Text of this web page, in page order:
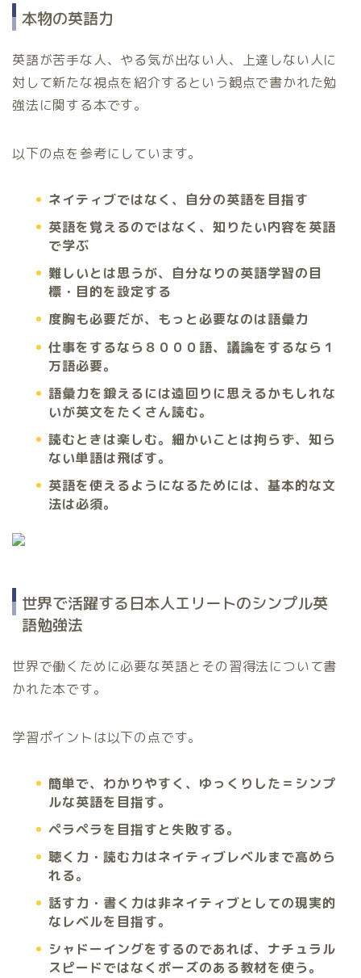
本物の英語力
英語が苦手な人、やる気が出ない人、上達しない人に
対して新たな視点を紹介するという観点で書かれた勉
強法に関する本です。
以下の点を参考にしています。
ネイティブではなく、自分の英語を目指す
英語を覚えるのではなく、知りたい内容を英語
で学ぶ
難しいとは思うが、自分なりの英語学習の目
標・目的を設定する
度胸も必要だが、もっと必要なのは語彙力
仕事をするなら８０００語、議論をするなら１
万語必要。
語彙力を鍛えるには遠回りに思えるかもしれな
いが英文をたくさん読む。
読むときは楽しむ。細かいことは拘らず、知ら
ない単語は飛ばす。
英語を使えるようになるためには、基本的な文
法は必須。
世界で活躍する日本人エリートのシンプル英
語勉強法
世界で働くために必要な英語とその習得法について書
かれた本です。
学習ポイントは以下の点です。
簡単で、わかりやすく、ゆっくりした＝シンプ
ルな英語を目指す。
ペラペラを目指すと失敗する。
聴く力・読む力はネイティブレベルまで高めら
れる。
話す力・書く力は非ネイティブとしての現実的
なレベルを目指す。
シャドーイングをするのであれば、ナチュラル
スピードではなくポーズのある教材を使う。